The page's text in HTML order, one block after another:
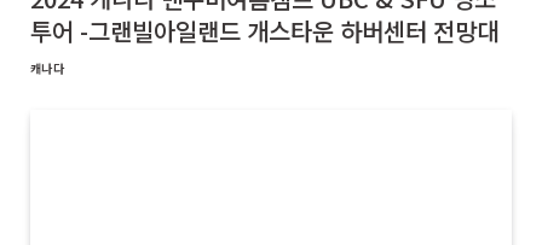
투어 -그랜빌아일랜드 개스타운 하버센터 전망대
캐나다